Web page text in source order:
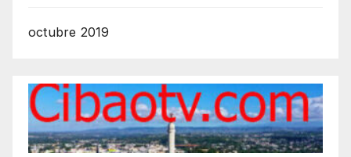
octubre 2019